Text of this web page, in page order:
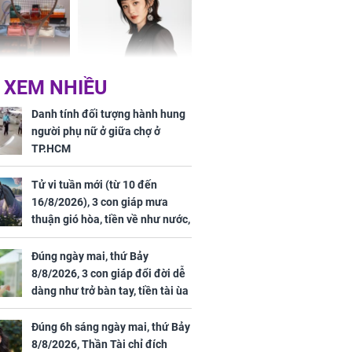
Thúy:
theo "lô",
biệt thự
"nốt nhạc"
Triệu Lệ Dĩnh liên tiếp
được Kim Ưng ưu ái,
đãi ngộ đặc biệt gây
chú ý
đối tượng
ở
NHIỀU
Danh tính đối tượng hành hung
người phụ nữ ở giữa chợ ở
TP.HCM
Tử vi tuần mới (từ 10 đến
16/8/2026), 3 con giáp mưa
thuận gió hòa, tiền về như nước,
bạc vàng dư dả, Phú Quý Vinh
Hoa, vận trình khai sáng
Đúng ngày mai, thứ Bảy
8/8/2026, 3 con giáp đổi đời dễ
dàng như trở bàn tay, tiền tài ùa
tới, ngồi không lộc cũng đến,
phú quý theo tới già
Đúng 6h sáng ngày mai, thứ Bảy
8/8/2026, Thần Tài chỉ đích